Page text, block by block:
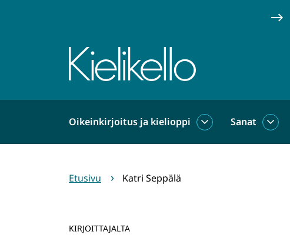
Etusivu
Oikeinkirjoitus ja kielioppi
Oikeinkirjoitus
Sanat
Sanat
Etusivu
Katri Seppälä
KIRJOITTAJALTA